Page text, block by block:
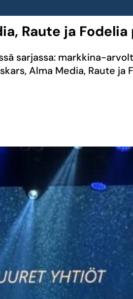
Raute ja
sarjassa: markkina-
Alma Media, Raute ja